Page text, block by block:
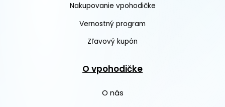
Nakupovanie vpohodičke
Vernostný program
Zľavový kupón
O vpohodičke
O nás